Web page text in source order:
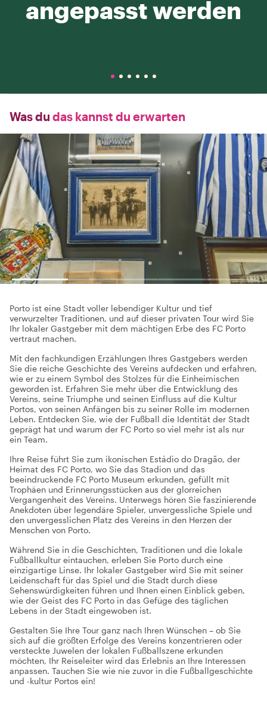
angepasst werden
Was du das kannst du erwarten
Porto ist eine Stadt voller lebendiger Kultur und tief
verwurzelter Traditionen, und auf dieser privaten Tour wird Sie
Ihr lokaler Gastgeber mit dem mächtigen Erbe des FC Porto
vertraut machen.
Mit den fachkundigen Erzählungen Ihres Gastgebers werden
Sie die reiche Geschichte des Vereins aufdecken und erfahren,
wie er zu einem Symbol des Stolzes für die Einheimischen
geworden ist. Erfahren Sie mehr über die Entwicklung des
Vereins, seine Triumphe und seinen Einfluss auf die Kultur
Portos, von seinen Anfängen bis zu seiner Rolle im modernen
Leben. Entdecken Sie, wie der Fußball die Identität der Stadt
geprägt hat und warum der FC Porto so viel mehr ist als nur
ein Team.
Ihre Reise führt Sie zum ikonischen Estádio do Dragão, der
Heimat des FC Porto, wo Sie das Stadion und das
beeindruckende FC Porto Museum erkunden, gefüllt mit
Trophäen und Erinnerungsstücken aus der glorreichen
Vergangenheit des Vereins. Unterwegs hören Sie faszinierende
Anekdoten über legendäre Spieler, unvergessliche Spiele und
den unvergesslichen Platz des Vereins in den Herzen der
Menschen von Porto.
Während Sie in die Geschichten, Traditionen und die lokale
Fußballkultur eintauchen, erleben Sie Porto durch eine
einzigartige Linse. Ihr lokaler Gastgeber wird Sie mit seiner
Leidenschaft für das Spiel und die Stadt durch diese
Sehenswürdigkeiten führen und Ihnen einen Einblick geben,
wie der Geist des FC Porto in das Gefüge des täglichen
Lebens in der Stadt eingewoben ist.
Gestalten Sie Ihre Tour ganz nach Ihren Wünschen – ob Sie
sich auf die größten Erfolge des Vereins konzentrieren oder
versteckte Juwelen der lokalen Fußballszene erkunden
möchten, Ihr Reiseleiter wird das Erlebnis an Ihre Interessen
anpassen. Tauchen Sie wie nie zuvor in die Fußballgeschichte
und -kultur Portos ein!